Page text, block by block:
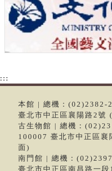
:::
本館 | 總機：(02)2382-
臺北市中正區襄陽路2號
古生物館 | 總機：
100007 臺北市中正區襄
面)
南門館 | 總機：
臺北市中正區南昌路一段